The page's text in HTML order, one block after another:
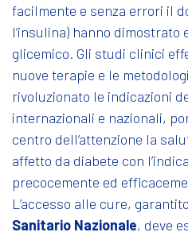
facilmente e senza errori il
l’insulina) hanno
glicemico. Gli studi clinici
nuove terapie e le
rivoluzionato le indicazioni
internazionali e nazionali,
centro dell’attenzione la
affetto da diabete con
precocemente ed
L’accesso alle cure,
Sanitario Nazionale, deve